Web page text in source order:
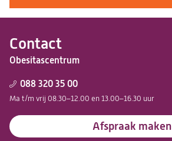
Contact
Obesitascentrum
088 320 35 00
Ma t/m vrij 08.30–12.00 en 13.00–16.30 uur
Afspraak maken